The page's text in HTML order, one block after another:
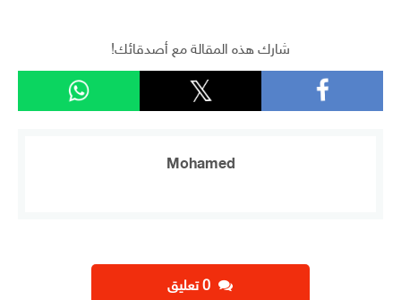
شارك هذه المقالة مع أصدقائك!
Mohamed